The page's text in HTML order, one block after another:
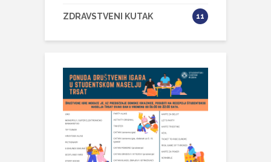
ZDRAVSTVENI KUTAK 11